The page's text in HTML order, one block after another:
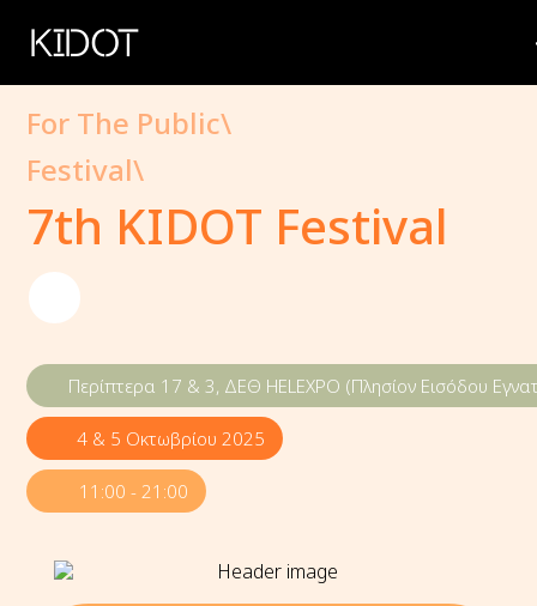
KIDOT
For The Public\
Festival\
7th KIDOT Festival
Περίπτερα 17 & 3, ΔΕΘ HELEXPO (Πλησίον Εισόδου
4 & 5 Οκτωβρίου 2025
11:00 - 21:00